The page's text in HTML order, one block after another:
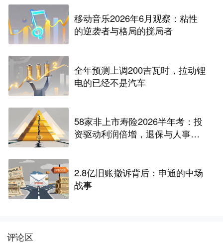
移动音乐2026年6月观察：粘性
的逆袭者与格局的搅局者
全年预测上调200吉瓦时，拉动锂
电的已经不是汽车
58家非上市寿险2026半年考：投
资驱动利润倍增，退保与人事风
2.8亿旧账撤诉背后：申通的中场
战事
评论区